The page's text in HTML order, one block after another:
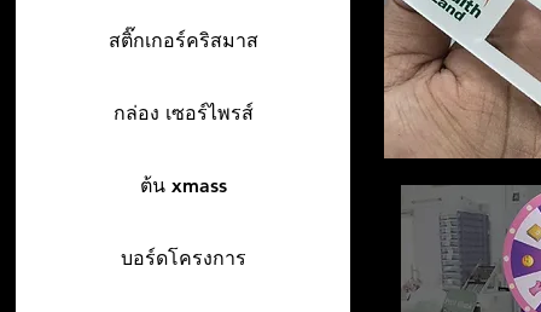
สติ๊กเกอร์คริสมาส
กล่อง เซอร์ไพรส์
ต้น xmass
บอร์ดโครงการ